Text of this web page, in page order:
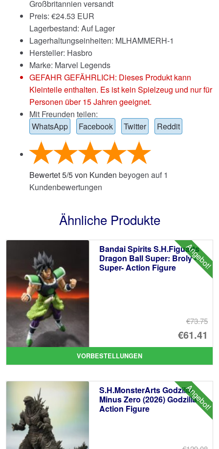
Großbritannien versandt
Preis: €24.53 EUR
Lagerbestand: Auf Lager
Lagerhaltungseinheiten: MLHAMMERH-1
Hersteller: Hasbro
Marke: Marvel Legends
GEFAHR GEFÄHRLICH: Dieses Produkt kann
Kleinteile enthalten. Es ist kein Spielzeug und nur für
Personen über 15 Jahren geeignet.
Mit Freunden teilen:
WhatsApp
Facebook Twitter Reddit
Bewertet5/5von Kunden beyogen auf 1
Kundenbewertungen
Ähnliche Produkte
Angebot!
Bandai Spirits S.H.Figuarts
Dragon Ball Super: Broly -
Super- Action Figure
€73.75
€61.41
VORBESTELLUNGEN
Angebot!
S.H.MonsterArts Godzilla
Minus Zero (2026) Godzilla
Action Figure